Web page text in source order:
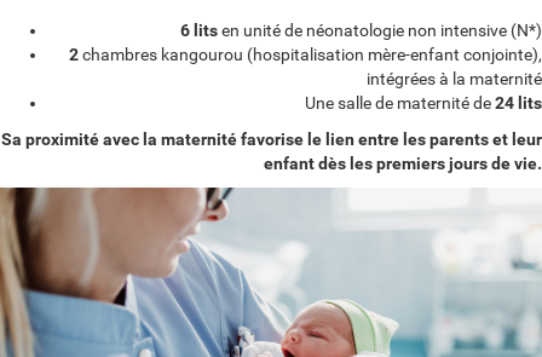
6 litsen unité de néonatologie non intensive (N*)
2chambres kangourou (hospitalisation mère-enfant conjointe),
intégrées à la maternité
Une salle de maternité de24 lits
Sa proximité avec la maternité favorise le lien entre les parents et leur
enfant dès les premiers jours de vie.